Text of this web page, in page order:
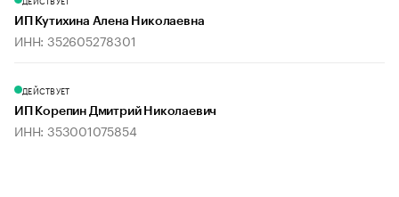
ИП Кутихина Алена Николаевна
ИНН: 352605278301
ДЕЙСТВУЕТ
ИП Корепин Дмитрий Николаевич
ИНН: 353001075854